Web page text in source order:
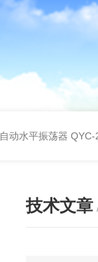
动水平振荡器 QYC-
技术文章